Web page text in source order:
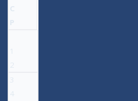
C
P
1
2
3
4